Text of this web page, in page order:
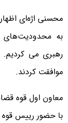
محسنی اژه‌ای
به محدودیت‌های
رهبری می
موافقت کردند.
معاون اول قوه